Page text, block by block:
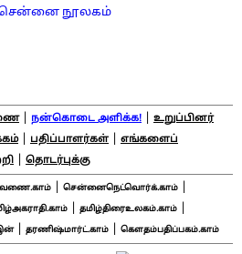
| நன்கொடை அளிக்க!
உறுப்பினர்
| பதிப்பாளர்கள்
எங்களைப்
தொடர்புக்கு
சென்னைநெட்வொர்க்.காம்
| தமிழ்திரைஉலகம்.காம்|
| தரணிஷ்மார்ட்.காம் கௌதம்பதிப்பகம்.காம்